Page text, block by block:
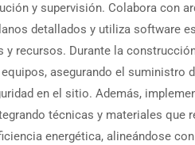
y supervisión. Colabora con
detallados y utiliza software
y recursos. Durante la
asegurando el suministro
en el sitio. Además,
técnicas y materiales que
energética, alineándose